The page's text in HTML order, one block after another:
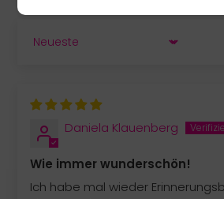
SORT BY
Daniela Klauenberg
Wie immer wunderschön!
Ich habe mal wieder